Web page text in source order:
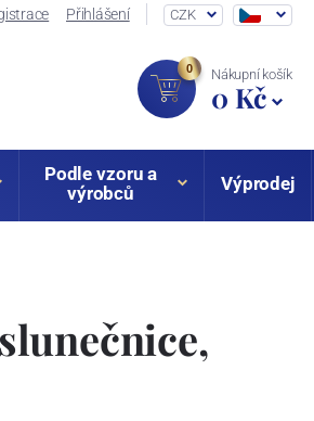
Přihlášení CZK
0 Nákupní košík
0 Kč
Podle vzoru a
výrobců
Výprodej